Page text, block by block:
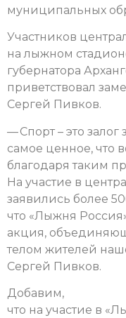
муниципальных
Участников
на лыжном
губернатора
приветствовал
Сергей Пивков.
— Спорт – это залог
самое ценное, что
благодаря таким
На участие в
заявились более
что «Лыжня
акция,
телом жителей
Сергей Пивков.
Добавим,
что на участие в